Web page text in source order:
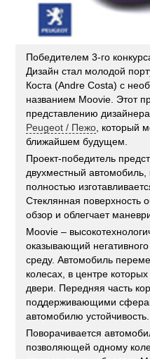
Победителем 3-го
Дизайн стал молодой
Коста (Andre Costa) с
названием Moovie. Этот
представлению
Peugeot / Пежо , который
ближайшем будущем.
Проект-победитель
двухместный автомобиль,
полностью
Стеклянная поверхность
обзор и облегчает
Moovie –
оказывающий
среду. Автомобиль
колесах, в центре
двери. Передняя часть
поддерживающими
автомобилю устойчивость.
Поворачивается
позволяющей одному